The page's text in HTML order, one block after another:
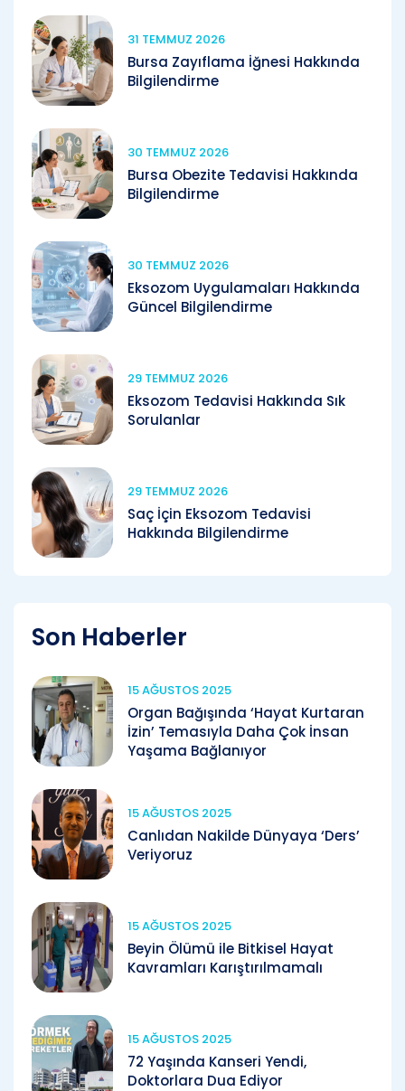
31 TEMMUZ 2026
Bursa Zayıflama İğnesi Hakkında
Bilgilendirme
30 TEMMUZ 2026
Bursa Obezite Tedavisi Hakkında
Bilgilendirme
30 TEMMUZ 2026
Eksozom Uygulamaları Hakkında
Güncel Bilgilendirme
29 TEMMUZ 2026
Eksozom Tedavisi Hakkında Sık
Sorulanlar
29 TEMMUZ 2026
Saç İçin Eksozom Tedavisi
Hakkında Bilgilendirme
Son Haberler
15 AĞUSTOS 2025
Organ Bağışında ‘Hayat Kurtaran
İzin’ Temasıyla Daha Çok İnsan
Yaşama Bağlanıyor
15 AĞUSTOS 2025
Canlıdan Nakilde Dünyaya ‘Ders’
Veriyoruz
15 AĞUSTOS 2025
Beyin Ölümü ile Bitkisel Hayat
Kavramları Karıştırılmamalı
15 AĞUSTOS 2025
72 Yaşında Kanseri Yendi,
Doktorlara Dua Ediyor